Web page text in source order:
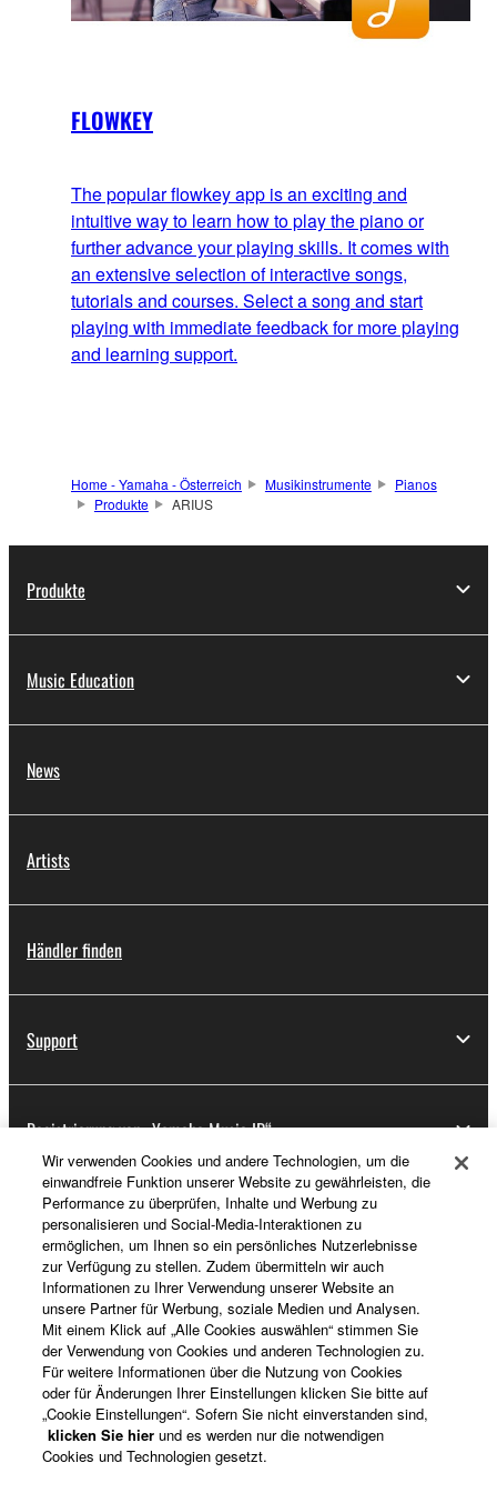
FLOWKEY
The popular flowkey app is an exciting and
intuitive way to learn how to play the piano or
further advance your playing skills. It comes with
an extensive selection of interactive songs,
tutorials and courses. Select a song and start
playing with immediate feedback for more playing
and learning support.
Home - Yamaha - Österreich Musikinstrumente
Pianos
Produkte
ARIUS
Produkte
Music Education
News
Artists
Händler finden
Support
Registrierung von „Yamaha Music ID“
Über Yamaha
Österreich - German
Business
Wir verwenden Cookies und andere Technologien, um die
einwandfreie Funktion unserer Website zu gewährleisten, die
Performance zu überprüfen, Inhalte und Werbung zu
personalisieren und Social-Media-Interaktionen zu
ermöglichen, um Ihnen so ein persönliches Nutzerlebnisse
zur Verfügung zu stellen. Zudem übermitteln wir auch
Informationen zu Ihrer Verwendung unserer Website an
unsere Partner für Werbung, soziale Medien und Analysen.
Mit einem Klick auf „Alle Cookies auswählen“ stimmen Sie
der Verwendung von Cookies und anderen Technologien zu.
Für weitere Informationen über die Nutzung von Cookies
oder für Änderungen Ihrer Einstellungen klicken Sie bitte auf
„Cookie Einstellungen“. Sofern Sie nicht einverstanden sind,
klicken Sie hier und es werden nur die notwendigen
Cookies und Technologien gesetzt.